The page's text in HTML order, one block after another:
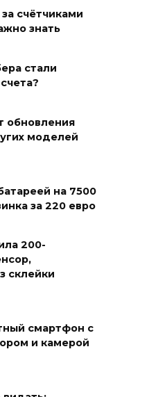
счётчиками
знать
стали
обновления
моделей
на 7500
за 220 евро
200-
склейки
смартфон с
и камерой